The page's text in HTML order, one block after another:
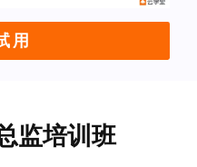
用
监培训班